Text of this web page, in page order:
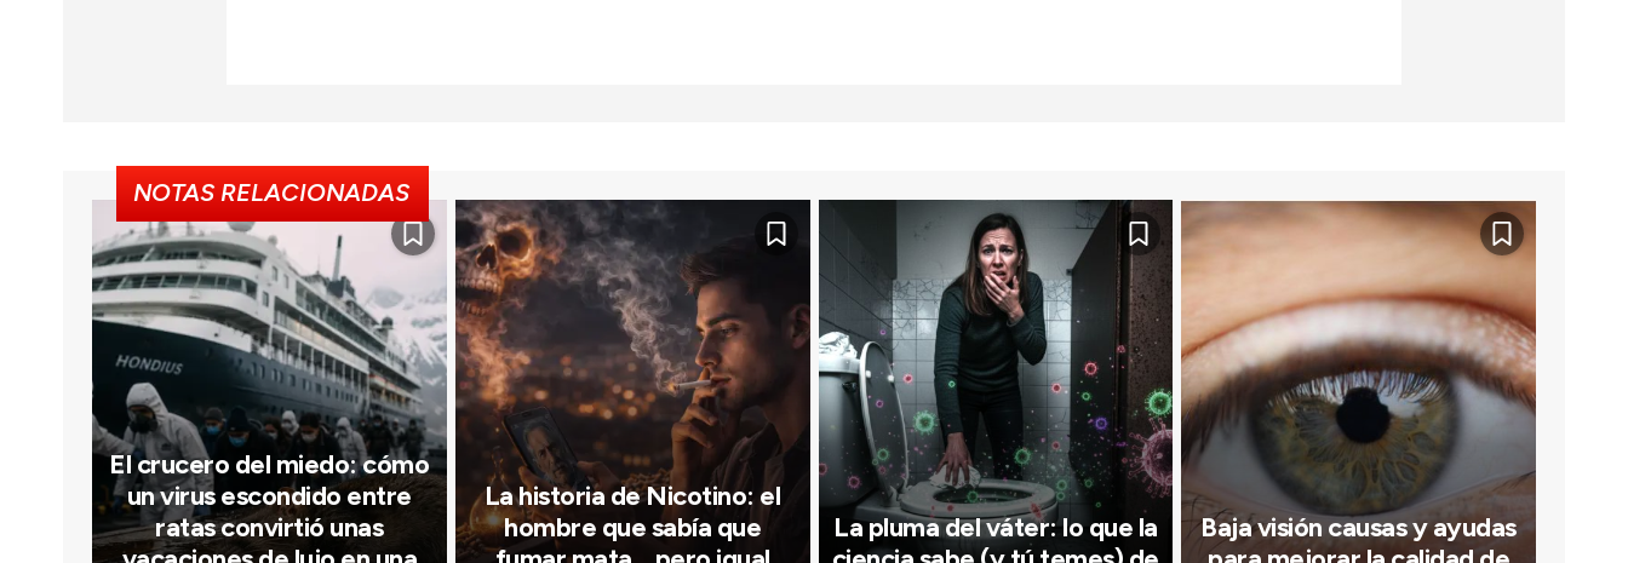
NOTAS RELACIONADAS
El crucero del miedo: cómo
un virus escondido entre
ratas convirtió unas
La historia de Nicotino: el
hombre que sabía que
La pluma del váter: lo que la
Baja visión causas y ayudas